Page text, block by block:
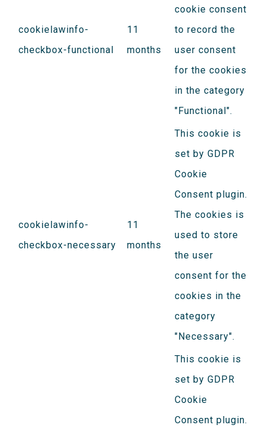
cookielawinfo-
checkbox-functional
11
months
cookie consent
to record the
user consent
for the cookies
in the category
"Functional".
cookielawinfo-
checkbox-necessary
11
months
This cookie is
set by GDPR
Cookie
Consent plugin.
The cookies is
used to store
the user
consent for the
cookies in the
category
"Necessary".
This cookie is
set by GDPR
Cookie
Consent plugin.